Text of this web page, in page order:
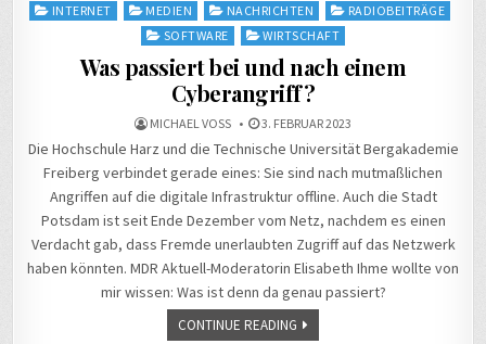
INTERNET
MEDIEN NACHRICHTEN
RADIOBEITRÄGE
SOFTWARE
WIRTSCHAFT
Was passiert bei und nach einem
Cyberangriff?
MICHAEL VOSS 3. FEBRUAR 2023
Die Hochschule Harz und die Technische Universität Bergakademie
Freiberg verbindet gerade eines: Sie sind nach mutmaßlichen
Angriffen auf die digitale Infrastruktur offline. Auch die Stadt
Potsdam ist seit Ende Dezember vom Netz, nachdem es einen
Verdacht gab, dass Fremde unerlaubten Zugriff auf das Netzwerk
haben könnten. MDR Aktuell-Moderatorin Elisabeth Ihme wollte von
mir wissen: Was ist denn da genau passiert?
CONTINUE READING